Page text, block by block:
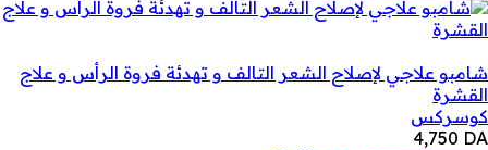
شامبو علاجي لإصلاح الشعر التالف و تهدئة فروة الرأس و علاج
القشرة
كوسركس
4,750 DA